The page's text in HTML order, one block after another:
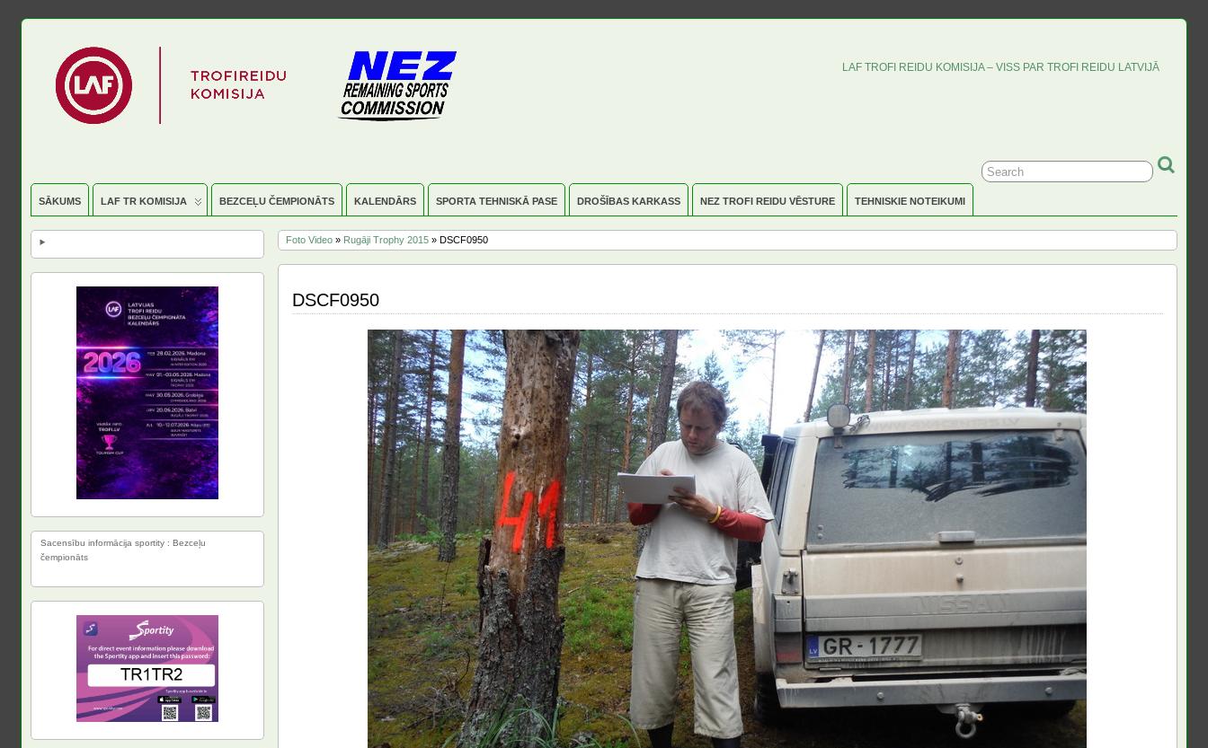
LAF TROFI REIDU KOMISIJA – VISS PAR TROFI REIDU LATVIJĀ
SĀKUMS LAF TR KOMISIJA BEZCEĻU ČEMPIONĀTS KALENDĀRS SPORTA TEHNISKĀ PASE DROŠĪBAS KARKASS NEZ TROFI REIDU VĒSTURE TEHNISKIE NOTEIKUMI
Foto Video» Rugāji Trophy 2015» DSCF0950
DSCF0950
Sacensību informācija sportity : Bezceļu
čempionāts